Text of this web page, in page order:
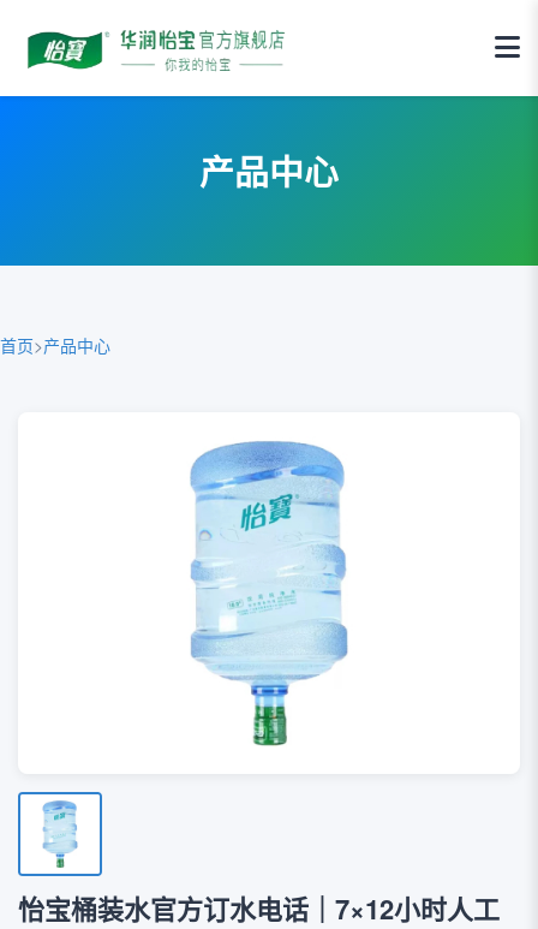
产品中心
首页>产品中心
怡宝桶装水官方订水电话｜7×12小时人工